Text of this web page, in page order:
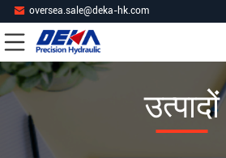
oversea.sale@deka-hk.com
उत्पादों